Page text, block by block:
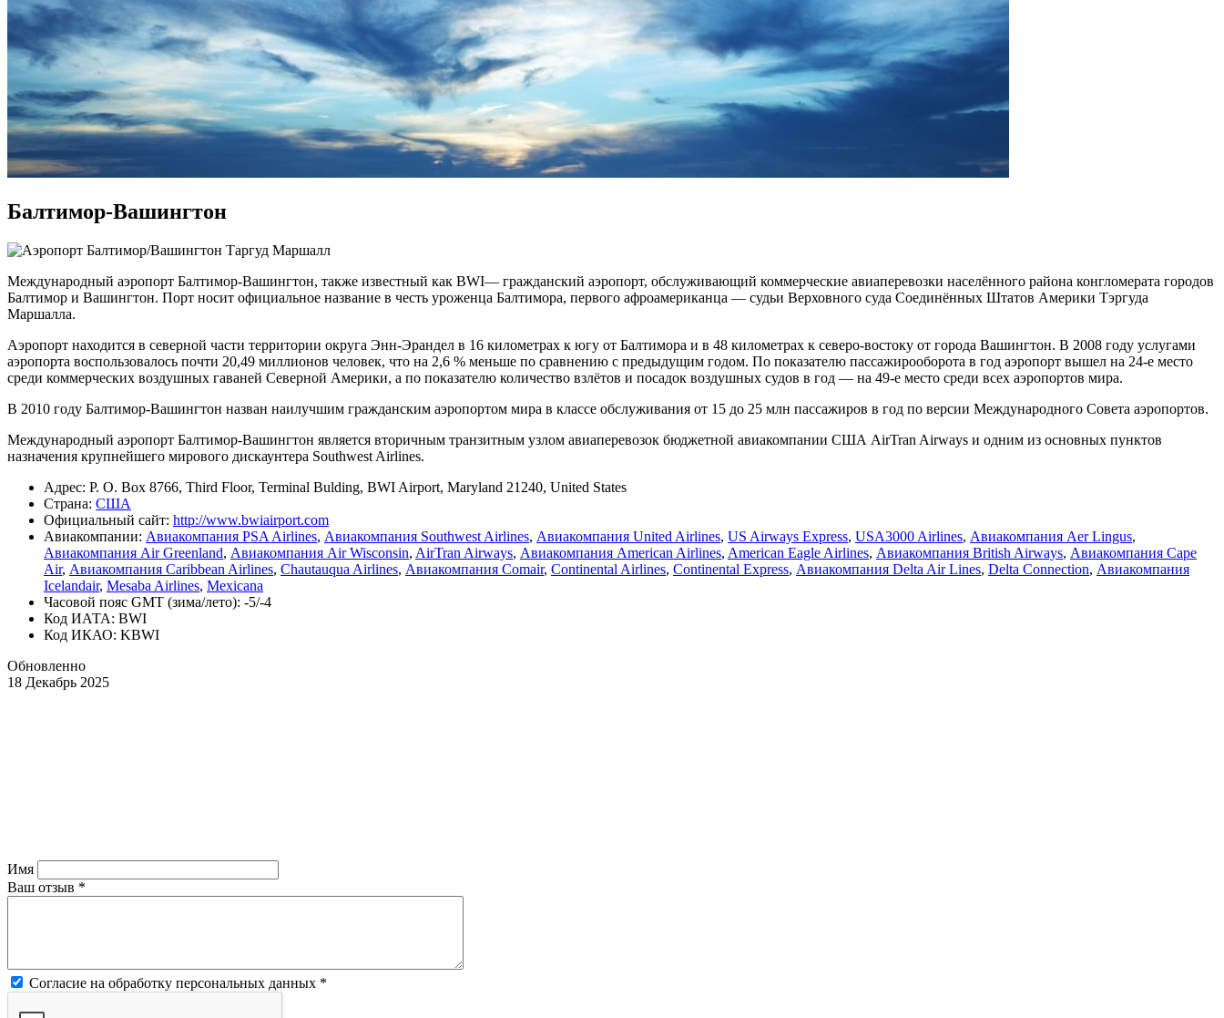
Балтимор-Вашингтон
Международный аэропорт Балтимор-Вашингтон, также известный как BWI— гражданский аэропорт, обслуживающий коммерческие авиаперевозки населённого района конгломерата городов
Балтимор и Вашингтон. Порт носит официальное название в честь уроженца Балтимора, первого афроамериканца — судьи Верховного суда Соединённых Штатов Америки Тэргуда
Маршалла.
Аэропорт находится в северной части территории округа Энн-Эрандел в 16 километрах к югу от Балтимора и в 48 километрах к северо-востоку от города Вашингтон. В 2008 году услугами
аэропорта воспользовалось почти 20,49 миллионов человек, что на 2,6 % меньше по сравнению с предыдущим годом. По показателю пассажирооборота в год аэропорт вышел на 24-е место
среди коммерческих воздушных гаваней Северной Америки, а по показателю количество взлётов и посадок воздушных судов в год — на 49-е место среди всех аэропортов мира.
В 2010 году Балтимор-Вашингтон назван наилучшим гражданским аэропортом мира в классе обслуживания от 15 до 25 млн пассажиров в год по версии Международного Совета аэропортов.
Международный аэропорт Балтимор-Вашингтон является вторичным транзитным узлом авиаперевозок бюджетной авиакомпании США AirTran Airways и одним из основных пунктов
назначения крупнейшего мирового дискаунтера Southwest Airlines.
Адрес: P. O. Box 8766, Third Floor, Terminal Bulding, BWI Airport, Maryland 21240, United States
Страна: США
Официальный cайт: http://www.bwiairport.com
Авиакомпании: Авиакомпания PSA Airlines, Авиакомпания Southwest Airlines, Авиакомпания United Airlines, US Airways Express, USA3000 Airlines, Авиакомпания Aer Lingus,
Авиакомпания Air Greenland, Авиакомпания Air Wisconsin, AirTran Airways, Авиакомпания American Airlines, American Eagle Airlines, Авиакомпания British Airways, Авиакомпания Cape
Air, Авиакомпания Caribbean Airlines, Chautauqua Airlines, Авиакомпания Comair, Continental Airlines, Continental Express, Авиакомпания Delta Air Lines, Delta Connection, Авиакомпания
Icelandair, Mesaba Airlines, Mexicana
Часовой пояс GMT (зима/лето): -5/-4
Код ИАТА: BWI
Код ИКАО: KBWI
Обновленно
18 Декабрь 2025
Имя
Ваш отзыв *
Согласие на обработку персональных данных *